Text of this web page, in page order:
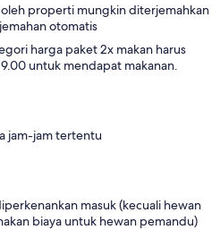
properti mungkin diterjemahkan
otomatis
harga paket 2x makan harus
untuk mendapat makanan.
jam-jam tertentu
masuk (kecuali hewan
biaya untuk hewan pemandu)